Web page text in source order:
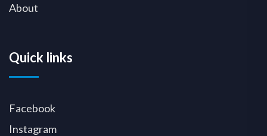
About
Quick links
Facebook
Instagram